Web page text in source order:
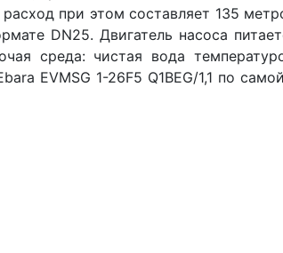
при этом составляет 135
DN25. Двигатель насоса
среда: чистая вода
EVMSG 1-26F5 Q1BEG/1,1 по